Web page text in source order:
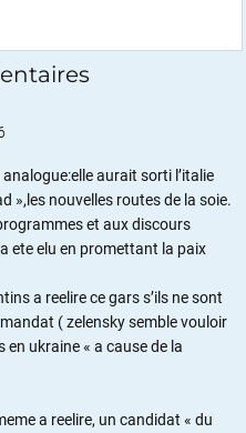
aurait sorti l’italie
»,les nouvelles routes de la soie.
et aux discours
ete elu en promettant la paix
a reelire ce gars s’ils ne sont
( zelensky semble vouloir
ukraine « a cause de la
a reelire, un candidat « du